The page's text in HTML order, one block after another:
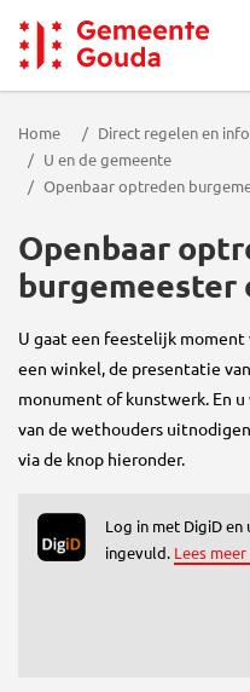
Gemeente Gouda
Home Direct regelen en
U en de gemeente
Openbaar optreden
Openbaar
burgemeester
U gaat een feestelijk
een winkel, de presentatie
monument of kunstwerk. En
van de wethouders
via de knop hieronder.
Log in met DigiD en
ingevuld. Lees